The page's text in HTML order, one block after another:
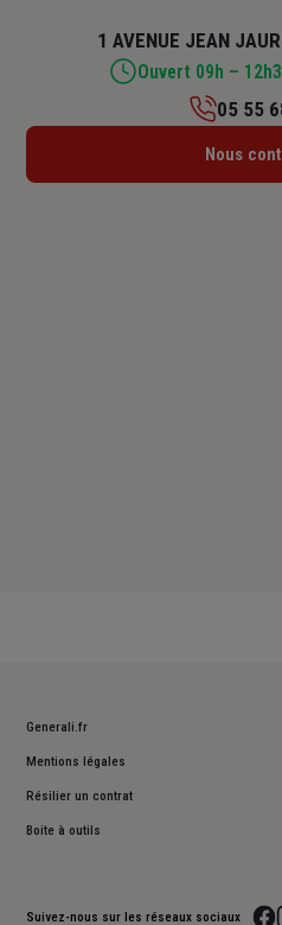
1 AVENUE JEAN
Lundi : 09h –
05 55
Nous
Generali.fr
Mentions légales
Résilier un contrat
Boite à outils
Suivez-nous sur les réseaux sociaux